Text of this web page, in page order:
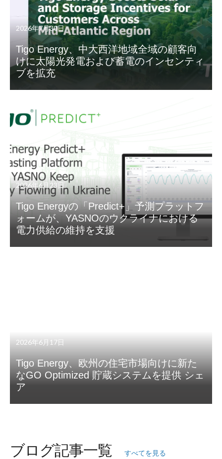
2026年7月30日
Tigo Energy、中大西洋地域全域の顧客向
けに太陽光発電および蓄電のインセンティ
ブを拡充
2026年6月23日
Tigo Energyの「Predict+」予測プラットフ
ォームが、YASNOのウクライナにおける
電力供給の維持を支援
2026年6月17日
Tigo Energy、欧州の住宅市場向けに新た
なGO Optimized 貯蔵システムを提供 シェ
ア
ブログ記事一覧 すべてを見る